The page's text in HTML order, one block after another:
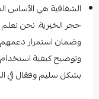
الشفافية هي الأساس
حجر الخيرية. نحن
وضمان استمرار
وتوضيح كيفية
بشكل سليم وفعّال في